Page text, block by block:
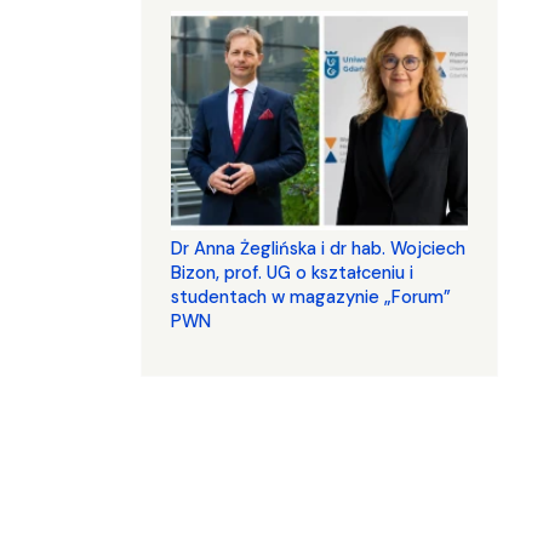
​​​​​​​Dr Anna Żeglińska i dr hab. Wojciech
Bizon, prof. UG o kształceniu i
studentach w magazynie „Forum”
PWN